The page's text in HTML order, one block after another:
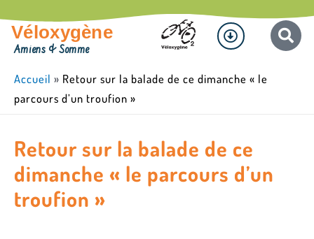
au
contenu
Véloxygène
Amiens & Somme
Menu
Accueil » Retour sur la balade de ce dimanche « le
parcours d’un troufion »
Retour sur la balade de ce
dimanche « le parcours d’un
troufion »